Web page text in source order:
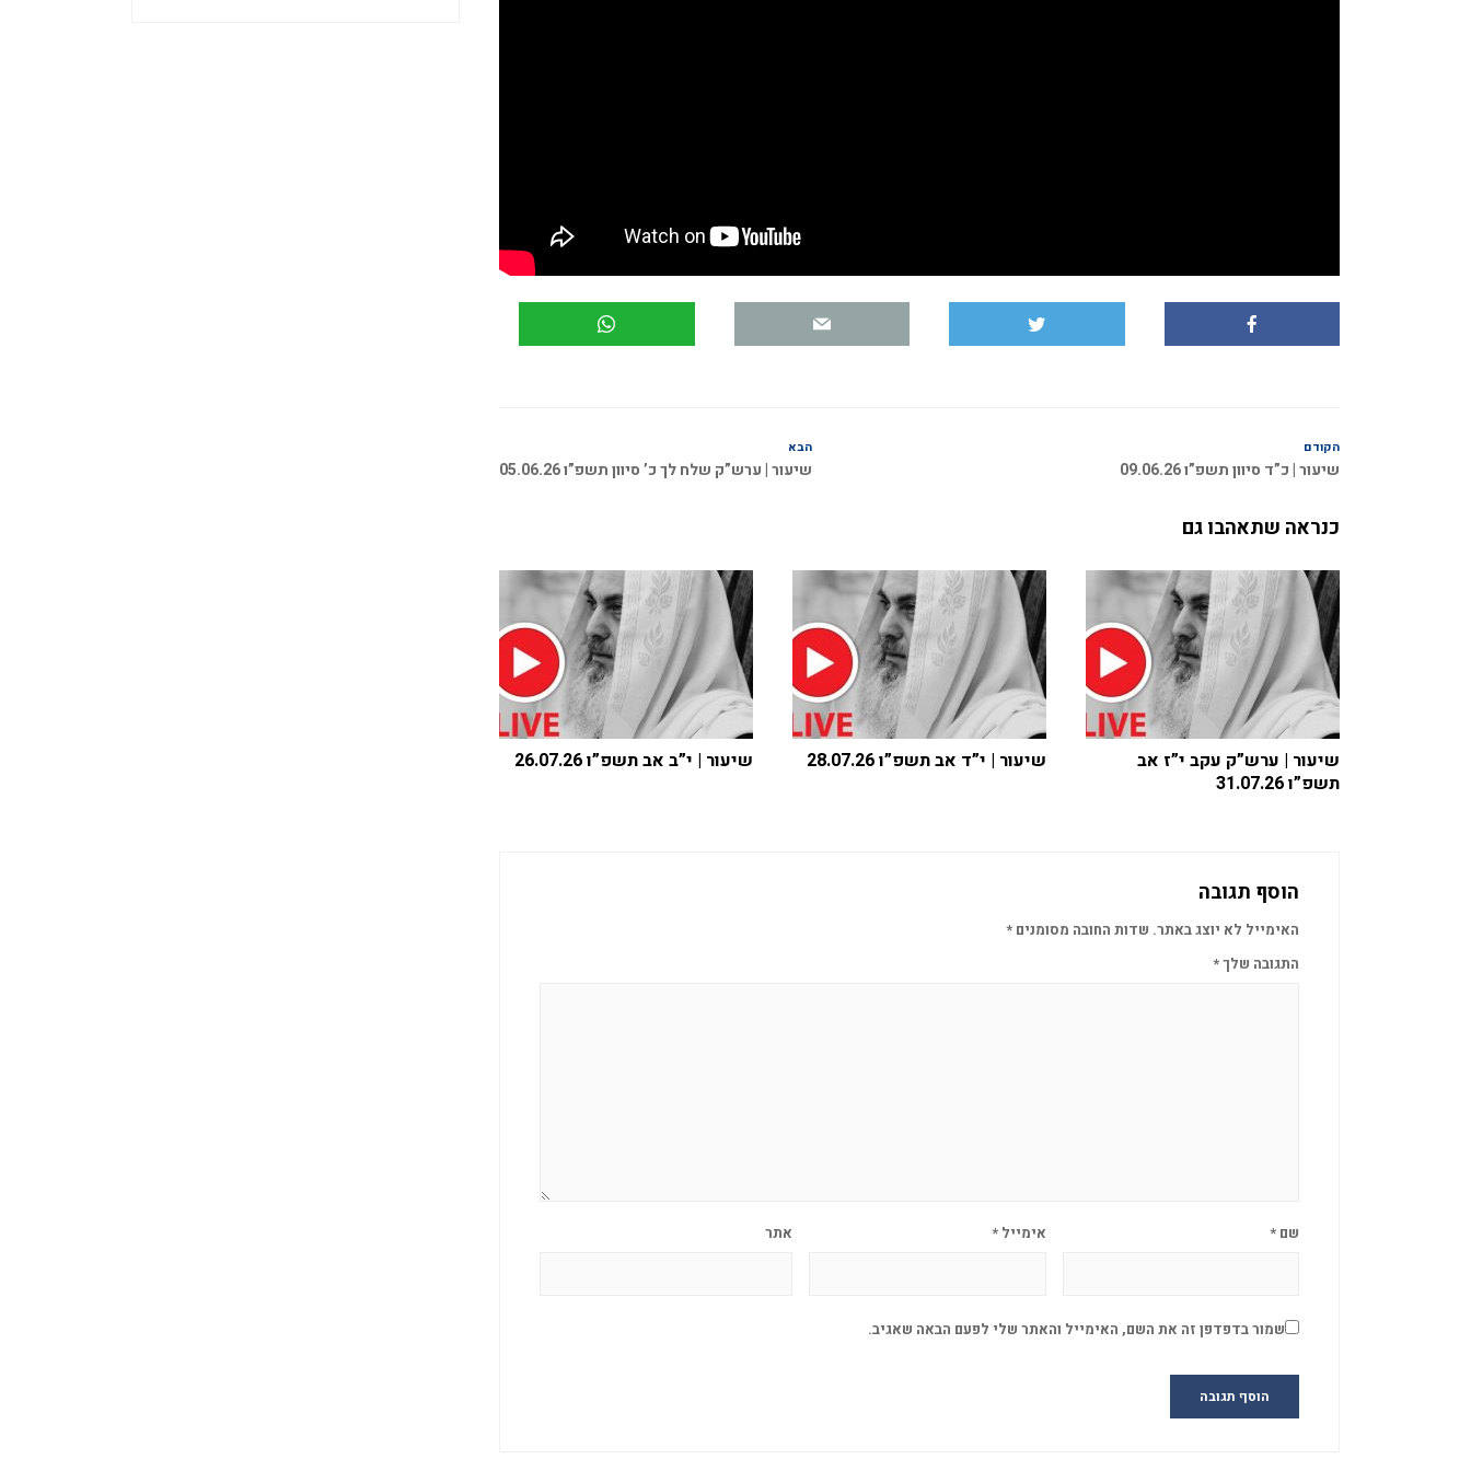
הקודם
שיעור | כ”ד סיוון תשפ”ו 09.06.26
הבא
שיעור | ערש”ק שלח לך כ’ סיוון תשפ”ו 05.06.26
כנראה שתאהבו גם
שיעור | ערש”ק עקב י”ז אב
תשפ”ו 31.07.26
שיעור | י”ד אב תשפ”ו 28.07.26 שיעור | י”ב אב תשפ”ו 26.07.26
הוסף תגובה
האימייל לא יוצג באתר. שדות החובה מסומנים *
התגובה שלך*
שם * אימייל* אתר
שמור בדפדפן זה את השם, האימייל והאתר שלי לפעם הבאה שאגיב.